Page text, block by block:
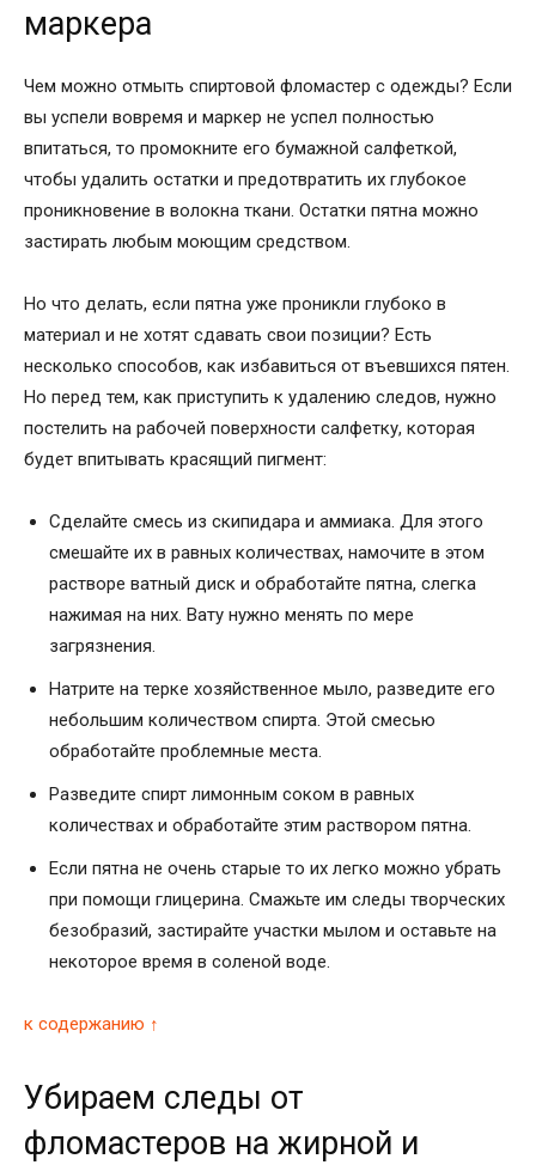
маркера
Чем можно отмыть спиртовой фломастер с одежды? Если
вы успели вовремя и маркер не успел полностью
впитаться, то промокните его бумажной салфеткой,
чтобы удалить остатки и предотвратить их глубокое
проникновение в волокна ткани. Остатки пятна можно
застирать любым моющим средством.
Но что делать, если пятна уже проникли глубоко в
материал и не хотят сдавать свои позиции? Есть
несколько способов, как избавиться от въевшихся пятен.
Но перед тем, как приступить к удалению следов, нужно
постелить на рабочей поверхности салфетку, которая
будет впитывать красящий пигмент:
Сделайте смесь из скипидара и аммиака. Для этого
смешайте их в равных количествах, намочите в этом
растворе ватный диск и обработайте пятна, слегка
нажимая на них. Вату нужно менять по мере
загрязнения.
Натрите на терке хозяйственное мыло, разведите его
небольшим количеством спирта. Этой смесью
обработайте проблемные места.
Разведите спирт лимонным соком в равных
количествах и обработайте этим раствором пятна.
Если пятна не очень старые то их легко можно убрать
при помощи глицерина. Смажьте им следы творческих
безобразий, застирайте участки мылом и оставьте на
некоторое время в соленой воде.
к содержанию ↑
Убираем следы от
фломастеров на жирной и